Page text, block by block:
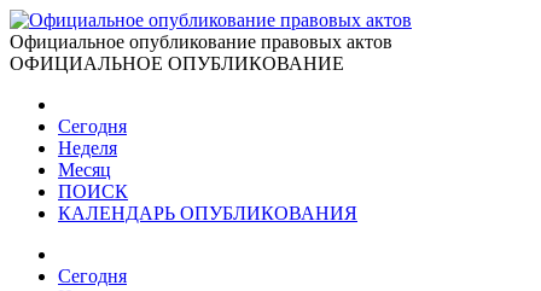
Официальное опубликование правовых актов
ОФИЦИАЛЬНОЕ ОПУБЛИКОВАНИЕ
Сегодня
Неделя
Месяц
ПОИСК
КАЛЕНДАРЬ ОПУБЛИКОВАНИЯ
Сегодня